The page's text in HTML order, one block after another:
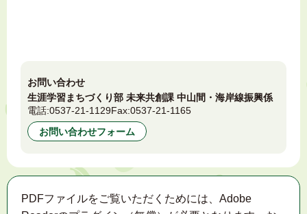
お問い合わせ
生涯学習まちづくり部 未来共創課 中山間・海岸線振興係
電話:0537-21-1129Fax:0537-21-1165
お問い合わせフォーム
PDFファイルをご覧いただくためには、Adobe